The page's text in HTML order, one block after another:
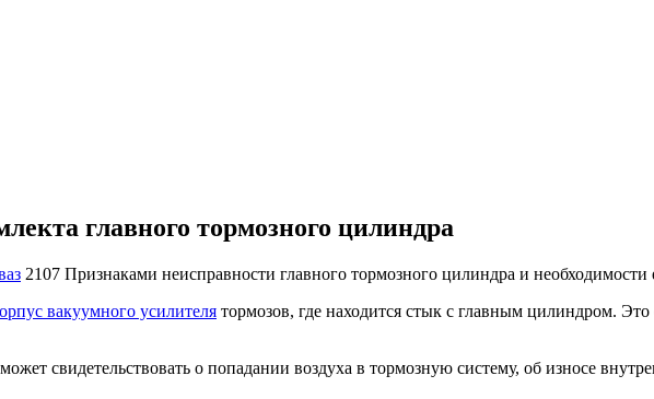
главного тормозного цилиндра
2107 Признаками неисправности главного тормозного цилиндра и
вакуумного усилителя тормозов, где находится стык с главным цилиндром.
свидетельствовать о попадании воздуха в тормозную систему, об износе